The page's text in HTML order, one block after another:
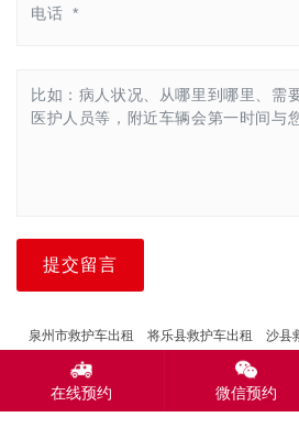
提交留言
泉州市救护车出租 将乐县救护车出租 沙县
德化县救护车出租 惠安县救护车转运
车出租
在线预约 微信预约